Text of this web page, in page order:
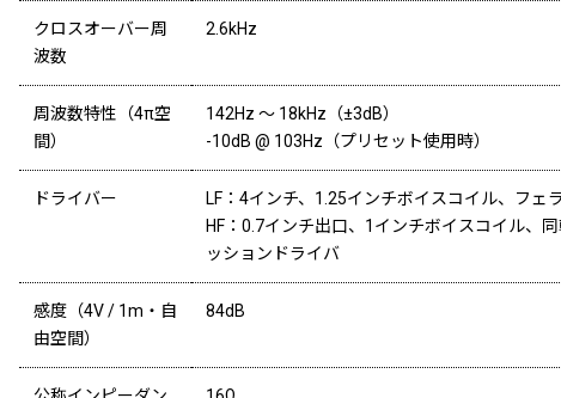
クロスオーバー周
波数
2.6kHz
周波数特性（4π空
間）
142Hz ～ 18kHz（±3dB）
-10dB @ 103Hz（プリセット使用時）
ドライバー
LF：4インチ、1.25インチボイスコイル、フェ
HF：0.7インチ出口、1インチボイスコイル、
ッションドライバ
感度（4V / 1m・自
由空間）
84dB